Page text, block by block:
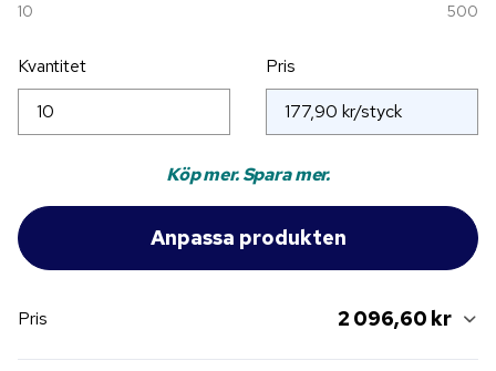
10 500
Kvantitet Pris
Köp mer. Spara mer.
Pris 2 096,60 kr